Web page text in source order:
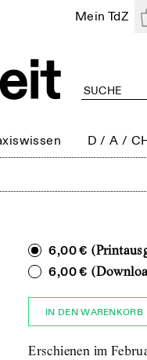
Mein TdZ
D / A /
6,00 €
6,00 €
IN DEN WARENKORB
Erschienen im